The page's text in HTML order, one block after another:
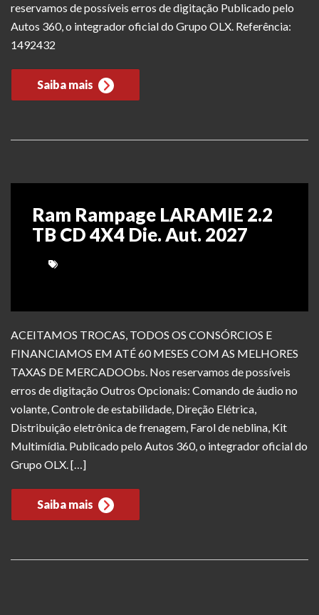
reservamos de possíveis erros de digitação Publicado pelo
Autos 360, o integrador oficial do Grupo OLX. Referência:
1492432
Saiba mais
Ram Rampage LARAMIE 2.2
TB CD 4X4 Die. Aut. 2027
ACEITAMOS TROCAS, TODOS OS CONSÓRCIOS E
FINANCIAMOS EM ATÉ 60 MESES COM AS MELHORES
TAXAS DE MERCADOObs. Nos reservamos de possíveis
erros de digitação Outros Opcionais: Comando de áudio no
volante, Controle de estabilidade, Direção Elétrica,
Distribuição eletrônica de frenagem, Farol de neblina, Kit
Multimídia. Publicado pelo Autos 360, o integrador oficial do
Grupo OLX. […]
Saiba mais